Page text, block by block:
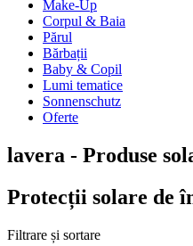
Make-Up
Corpul & Baia
Părul
Bărbații
Baby & Copil
Lumi tematice
Sonnenschutz
Oferte
lavera - Produse
Protecții solare de
Filtrare și sortare